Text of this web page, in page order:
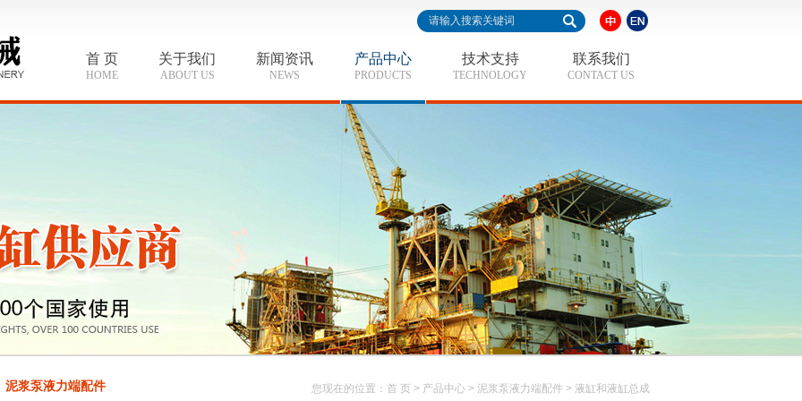
首 页
HOME
关于我们
ABOUT US
新闻资讯
NEWS
产品中心
PRODUCTS
技术支持
TECHNOLOGY
联系我们
CONTACT US
泥浆泵液力端配件 您现在的位置： 首 页 > 产品中心 > 泥浆泵液力端配件 > 液缸和液缸总成